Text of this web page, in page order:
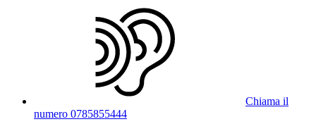
Chiama il
numero 0785855444